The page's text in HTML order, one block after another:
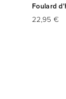
Foulard
22,95 €